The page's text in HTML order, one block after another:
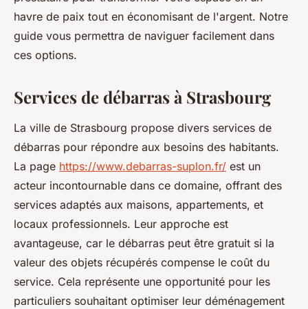
havre de paix tout en économisant de l'argent. Notre
guide vous permettra de naviguer facilement dans
ces options.
Services de débarras à Strasbourg
La ville de Strasbourg propose divers services de
débarras pour répondre aux besoins des habitants.
La page https://www.debarras-suplon.fr/ est un
acteur incontournable dans ce domaine, offrant des
services adaptés aux maisons, appartements, et
locaux professionnels. Leur approche est
avantageuse, car le débarras peut être gratuit si la
valeur des objets récupérés compense le coût du
service. Cela représente une opportunité pour les
particuliers souhaitant optimiser leur déménagement